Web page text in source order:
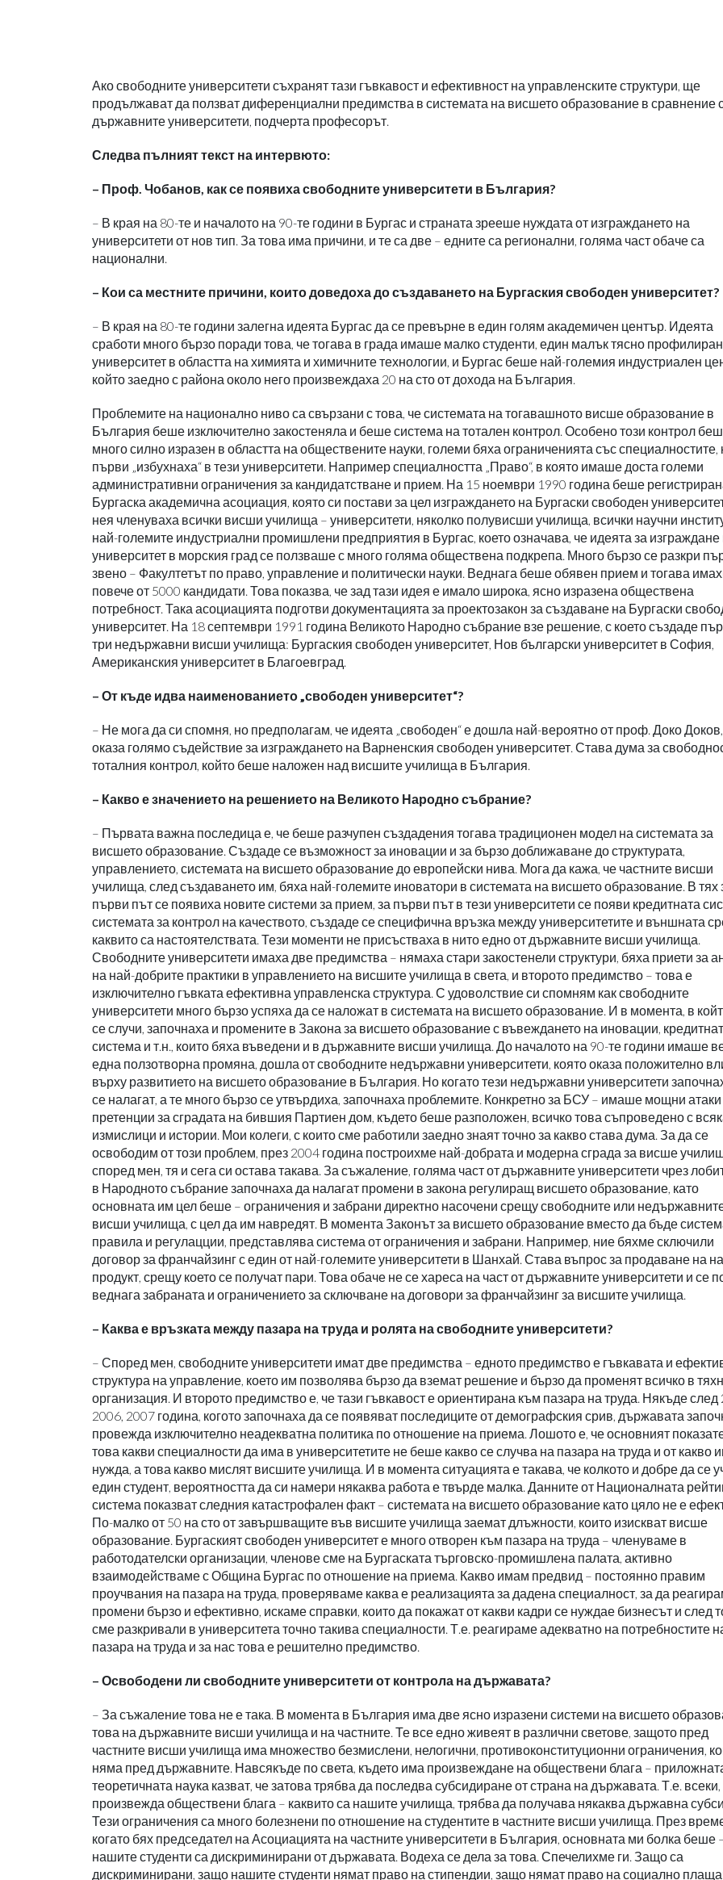
Ако свободните университети съхранят тази гъвкавост и ефективност на управленските структури, ще
продължават да ползват диференциални предимства в системата на висшето образование в сравнение
държавните университети, подчерта професорът.
Следва пълният текст на интервюто:
– Проф. Чобанов, как се появиха свободните университети в България?
– В края на 80-те и началото на 90-те години в Бургас и страната зрееше нуждата от изграждането на
университети от нов тип. За това има причини, и те са две – едните са регионални, голяма част обаче са
национални.
– Кои са местните причини, които доведоха до създаването на Бургаския свободен университет?
– В края на 80-те години залегна идеята Бургас да се превърне в един голям академичен център. Идеята
сработи много бързо поради това, че тогава в града имаше малко студенти, един малък тясно профилиран
университет в областта на химията и химичните технологии, и Бургас беше най-големия индустриален
който заедно с района около него произвеждаха 20 на сто от дохода на България.
Проблемите на национално ниво са свързани с това, че системата на тогавашното висше образование в
България беше изключително закостеняла и беше система на тотален контрол. Особено този контрол
много силно изразен в областта на обществените науки, големи бяха ограниченията със специалностите,
първи „избухнаха“ в тези университети. Например специалността „Право“, в която имаше доста големи
административни ограничения за кандидатстване и прием. На 15 ноември 1990 година беше
Бургаска академична асоциация, която си постави за цел изграждането на Бургаски свободен
нея членуваха всички висши училища – университети, няколко полувисши училища, всички научни
най-големите индустриални промишлени предприятия в Бургас, което означава, че идеята за изграждане
университет в морския град се ползваше с много голяма обществена подкрепа. Много бързо се разкри
звено – Факултетът по право, управление и политически науки. Веднага беше обявен прием и тогава
повече от 5000 кандидати. Това показва, че зад тази идея е имало широка, ясно изразена обществена
потребност. Така асоциацията подготви документацията за проектозакон за създаване на Бургаски
университет. На 18 септември 1991 година Великото Народно събрание взе решение, с което създаде
три недържавни висши училища: Бургаския свободен университет, Нов български университет в София,
Американския университет в Благоевград.
– От къде идва наименованието „свободен университет“?
– Не мога да си спомня, но предполагам, че идеята „свободен“ е дошла най-вероятно от проф. Доко
оказа голямо съдействие за изграждането на Варненския свободен университет. Става дума за
тоталния контрол, който беше наложен над висшите училища в България.
– Какво е значението на решението на Великото Народно събрание?
– Първата важна последица е, че беше разчупен създадения тогава традиционен модел на системата за
висшето образование. Създаде се възможност за иновации и за бързо доближаване до структурата,
управлението, системата на висшето образование до европейски нива. Мога да кажа, че частните висши
училища, след създаването им, бяха най-големите иноватори в системата на висшето образование. В тях
първи път се появиха новите системи за прием, за първи път в тези университети се появи кредитната
системата за контрол на качеството, създаде се специфична връзка между университетите и външната
каквито са настоятелствата. Тези моменти не присъстваха в нито едно от държавните висши училища.
Свободните университети имаха две предимства – нямаха стари закостенели структури, бяха приети за
на най-добрите практики в управлението на висшите училища в света, и второто предимство – това е
изключително гъвката ефективна управленска структура. С удоволствие си спомням как свободните
университети много бързо успяха да се наложат в системата на висшето образование. И в момента, в
се случи, започнаха и промените в Закона за висшето образование с въвеждането на иновации,
система и т.н., които бяха въведени и в държавните висши училища. До началото на 90-те години имаше
една ползотворна промяна, дошла от свободните недържавни университети, която оказа положително
върху развитието на висшето образование в България. Но когато тези недържавни университети
се налагат, а те много бързо се утвърдиха, започнаха проблемите. Конкретно за БСУ – имаше мощни атаки
претенции за сградата на бившия Партиен дом, където беше разположен, всичко това съпроведено с
измислици и истории. Мои колеги, с които сме работили заедно знаят точно за какво става дума. За да се
освободим от този проблем, през 2004 година построихме най-добрата и модерна сграда за висше
според мен, тя и сега си остава такава. За съжаление, голяма част от държавните университети чрез
в Народното събрание започнаха да налагат промени в закона регулиращ висшето образование, като
основната им цел беше – ограничения и забрани директно насочени срещу свободните или
висши училища, с цел да им навредят. В момента Законът за висшето образование вместо да бъде
правила и регулацции, представлява система от ограничения и забрани. Например, ние бяхме сключили
договор за франчайзинг с един от най-големите университети в Шанхай. Става въпрос за продаване на
продукт, срещу което се получат пари. Това обаче не се хареса на част от държавните университети и се
веднага забраната и ограничението за сключване на договори за франчайзинг за висшите училища.
– Каква е връзката между пазара на труда и ролята на свободните университети?
– Според мен, свободните университети имат две предимства – едното предимство е гъвкавата и
структура на управление, което им позволява бързо да вземат решение и бързо да променят всичко в
организация. И второто предимство е, че тази гъвкавост е ориентирана към пазара на труда. Някъде след
2006, 2007 година, когото започнаха да се появяват последиците от демографския срив, държавата
провежда изключително неадекватна политика по отношение на приема. Лошото е, че основният
това какви специалности да има в университетите не беше какво се случва на пазара на труда и от какво
нужда, а това какво мислят висшите училища. И в момента ситуацията е такава, че колкото и добре да се
един студент, вероятността да си намери някаква работа е твърде малка. Данните от Националната
система показват следния катастрофален факт – системата на висшето образование като цяло не е
По-малко от 50 на сто от завършващите във висшите училища заемат длъжности, които изискват висше
образование. Бургаският свободен университет е много отворен към пазара на труда – членуваме в
работодателски организации, членове сме на Бургаската търговско-промишлена палата, активно
взаимодействаме с Община Бургас по отношение на приема. Какво имам предвид – постоянно правим
проучвания на пазара на труда, проверяваме каква е реализацията за дадена специалност, за да
промени бързо и ефективно, искаме справки, които да покажат от какви кадри се нуждае бизнесът и след
сме разкривали в университета точно такива специалности. Т.е. реагираме адекватно на потребностите
пазара на труда и за нас това е решително предимство.
– Освободени ли свободните университети от контрола на държавата?
– За съжаление това не е така. В момента в България има две ясно изразени системи на висшето
това на държавните висши училища и на частните. Те все едно живеят в различни светове, защото пред
частните висши училища има множество безмислени, нелогични, противоконституционни ограничения,
няма пред държавните. Навсякъде по света, където има произвеждане на обществени блага –
теоретичната наука казват, че затова трябва да последва субсидиране от страна на държавата. Т.е. всеки,
произвежда обществени блага – каквито са нашите училища, трябва да получава някаква държавна
Тези ограничения са много болезнени по отношение на студентите в частните висши училища. През
когато бях председател на Асоциацията на частните университети в България, основната ми болка беше
нашите студенти са дискриминирани от държавата. Водеха се дела за това. Спечелихме ги. Защо са
дискриминирани, защо нашите студенти нямат право на стипендии, защо нямат право на социално